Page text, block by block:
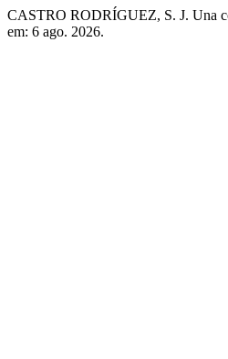
CASTRO RODRÍGUEZ, S. J. Una
em: 6 ago. 2026.